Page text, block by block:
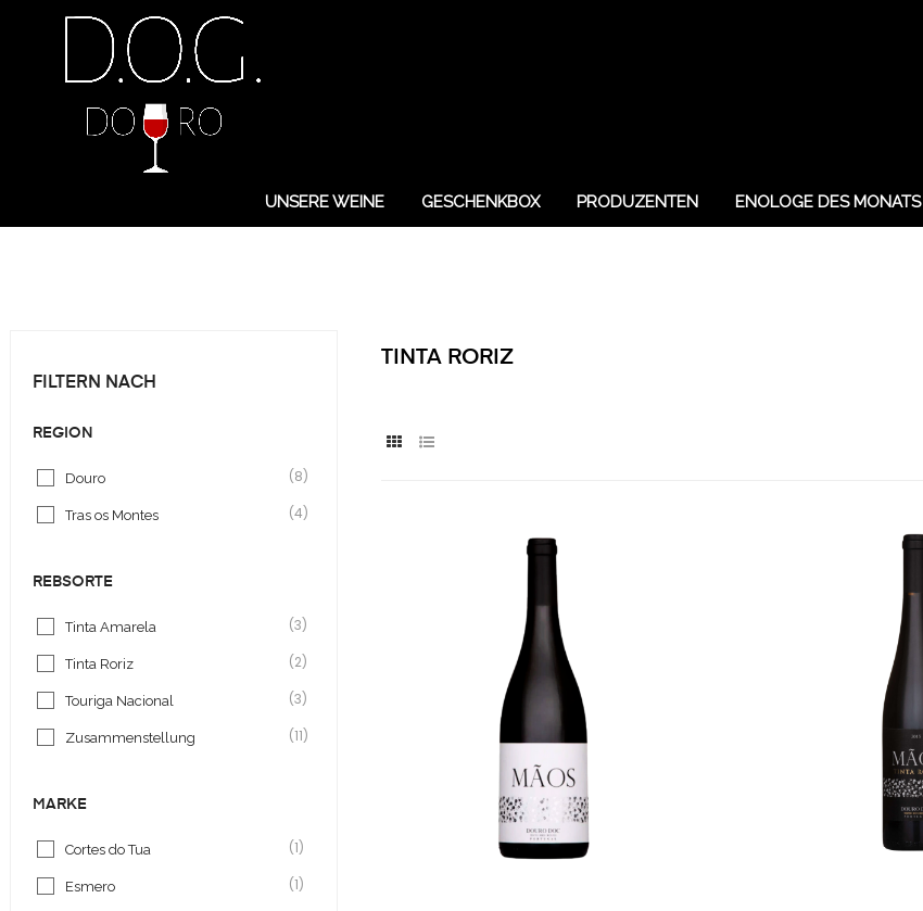
UNSERE WEINE GESCHENKBOX PRODUZENTEN ENOLOGE DES MONATS
FILTERN NACH
REGION
Douro (8)
Tras os Montes (4)
REBSORTE
Tinta Amarela (3)
Tinta Roriz (2)
Touriga Nacional (3)
Zusammenstellung (11)
MARKE
Cortes do Tua (1)
Esmero (1)
TINTA RORIZ